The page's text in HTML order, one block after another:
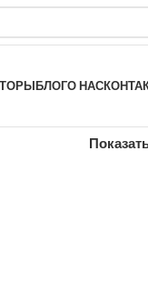
БЛОГО НАС